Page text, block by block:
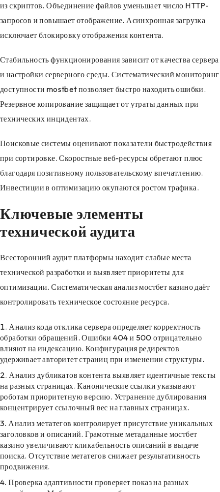
из скриптов. Объединение файлов уменьшает число HTTP-
запросов и повышает отображение. Асинхронная загрузка
исключает блокировку отображения контента.
Стабильность функционирования зависит от качества сервера
и настройки серверного среды. Систематический мониторинг
доступности mostbet позволяет быстро находить ошибки.
Резервное копирование защищает от утраты данных при
технических инцидентах.
Поисковые системы оценивают показатели быстродействия
при сортировке. Скоростные веб-ресурсы обретают плюс
благодаря позитивному пользовательскому впечатлению.
Инвестиции в оптимизацию окупаются ростом трафика.
Ключевые элементы
технической аудита
Всесторонний аудит платформы находит слабые места
технической разработки и выявляет приоритеты для
оптимизации. Систематическая анализ мостбет казино даёт
контролировать техническое состояние ресурса.
Анализ кода отклика сервера определяет корректность
обработки обращений. Ошибки 404 и 500 отрицательно
влияют на индексацию. Конфигурация редиректов
удерживает авторитет страниц при изменении структуры.
Анализ дубликатов контента выявляет идентичные тексты
на разных страницах. Канонические ссылки указывают
роботам приоритетную версию. Устранение дублирования
концентрирует ссылочный вес на главных страницах.
Анализ метатегов контролирует присутствие уникальных
заголовков и описаний. Грамотные метаданные мостбет
казино увеличивают кликабельность описаний в выдаче
поиска. Отсутствие метатегов снижает результативность
продвижения.
Проверка адаптивности проверяет показ на разных